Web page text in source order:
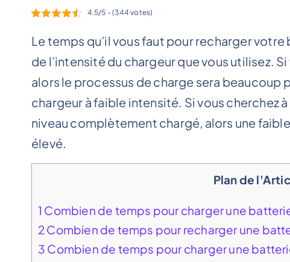
4.5/5 - (344 votes)
Le temps qu’il vous faut pour recharger
de l’intensité du chargeur que vous utilisez.
alors le processus de charge sera beaucoup
chargeur à faible intensité. Si vous cherchez
niveau complètement chargé, alors une
élevé.
Plan de
1 Combien de temps pour charger une
2 Combien de temps pour recharger une
3 Combien de temps pour charger une